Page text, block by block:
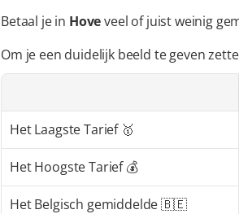
Betaal je in Hove veel of juist weinig
Om je een duidelijk beeld te geven
Het Laagste Tarief 🥇
Het Hoogste Tarief 💰
Het Belgisch gemiddelde 🇧🇪